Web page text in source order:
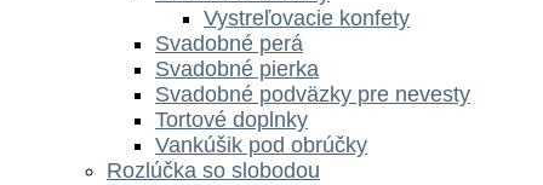
Vystreľovacie konfety
Svadobné perá
Svadobné pierka
Svadobné podväzky pre nevesty
Tortové doplnky
Vankúšik pod obrúčky
Rozlúčka so slobodou